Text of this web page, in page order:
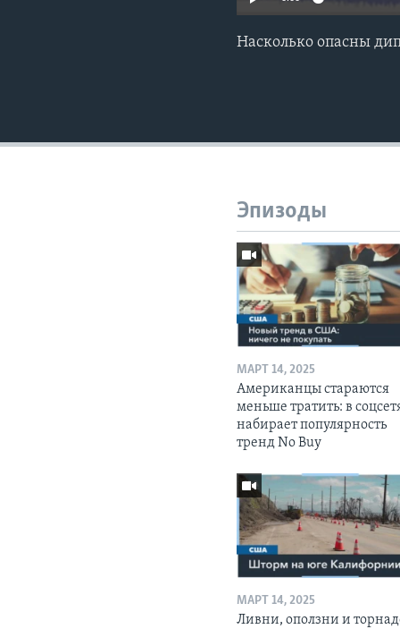
Насколько опасны
Эпизоды
МАРТ 14, 2025
Американцы стараются
меньше тратить: в
набирает популярность
тренд No Buy
МАРТ 14, 2025
Ливни, оползни и